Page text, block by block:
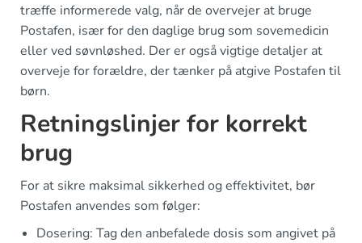
træffe informerede valg, når de overvejer at bruge
Postafen, især for den daglige brug som sovemedicin
eller ved søvnløshed. Der er også vigtige detaljer at
overveje for forældre, der tænker på atgive Postafen til
børn.
Retningslinjer for korrekt
brug
For at sikre maksimal sikkerhed og effektivitet, bør
Postafen anvendes som følger:
Dosering: Tag den anbefalede dosis som angivet på